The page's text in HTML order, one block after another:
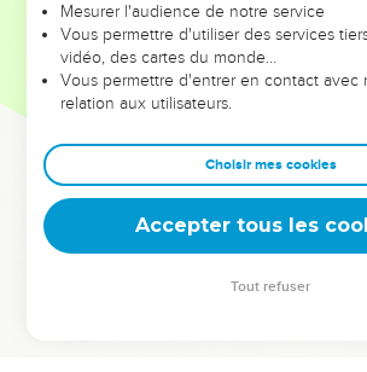
Voici, la jeune fille vierge sera
un fils que l’on appellera Emmanuel, ce
est avec nous.
A son réveil, Joseph fit ce que l’ange
Mais il n’eut pas de relations
qu’elle ait mis au monde un fils, auquel il
Jésus.
La Bible Du Semeur Copyright © 1992, 1999 by Biblica,
Mesurer l'audience de notre service
Vous permettre d'utiliser des services
vidéo, des cartes du monde…
Vous permettre d'entrer en contact avec
relation aux utilisateurs.
Choisir mes cookies
Accepter tous les
Tout refuser